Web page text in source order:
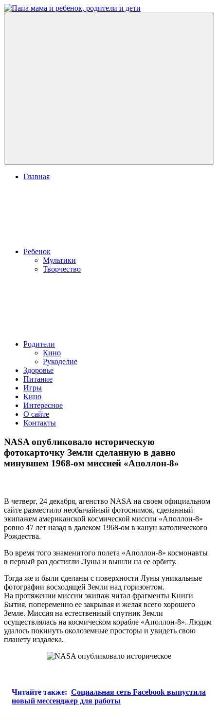
Перейти
к
Главная
Ребенок
Мультики
Творчество
Родители
Кино
Рукоделие
Здоровье
Питание
Игры
Кино
Интересное
О сайте
Контакты
NASA опубликовало историческую
фотокарточку Земли сделанную в давно
минувшем 1968-ом миссией «Аполлон-8»
В четверг, 24 декабря, агенство NASA на своем официальном
сайте разместило необычайный фотоснимок, сделанный
экипажем американской космической миссии «Аполлон-8»
ровно 47 лет назад в далеком 1968-ом в канун католического
Рождества.
Во время того знаменитого полета «Аполлон-8» космонавты
в первый раз достигли Луны и вышли на ее орбиту.
Тогда же и были сделаны с поверхности Луны уникальные
фотографии восходящей Земли над горизонтом.
На протяжении миссии экипаж читал фрагменты Книги
Бытия, попеременно ее закрывая и желая всего хорошего
Земле. Миссия на естественный спутник Земли
осуществлялась на космическом корабле «Аполлон-8». Людям
удалось покинуть околоземные просторы и увидеть свою
планету издалека.
Читайте также: Социальная сеть Facebook выпустила
новый мессенджер для работы